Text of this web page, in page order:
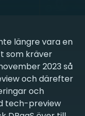
längre vara en
som kräver
2023 så
och därefter
och
tech-preview